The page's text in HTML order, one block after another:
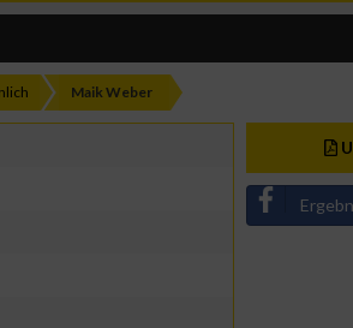
Maik Weber
Ergebnis